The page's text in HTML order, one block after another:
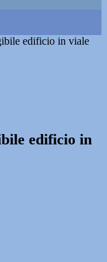
edificio in viale
edificio in